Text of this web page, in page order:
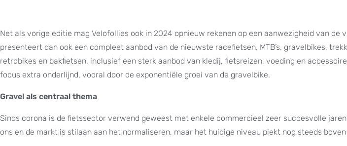
Net als vorige editie mag Velofollies ook in 2024 opnieuw rekenen op een aanwezigheid van de
presenteert dan ook een compleet aanbod van de nieuwste racefietsen, MTB’s, gravelbikes,
retrobikes en bakfietsen, inclusief een sterk aanbod van kledij, fietsreizen, voeding en
focus extra onderlijnd, vooral door de exponentiële groei van de gravelbike.
Gravel als centraal thema
Sinds corona is de fietssector verwend geweest met enkele commercieel zeer succesvolle
ons en de markt is stilaan aan het normaliseren, maar het huidige niveau piekt nog steeds